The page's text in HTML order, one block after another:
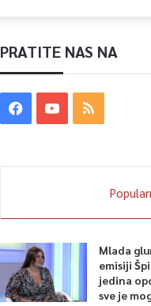
PRATITE NAS NA
Mlada
emisiji
jedina
sve je